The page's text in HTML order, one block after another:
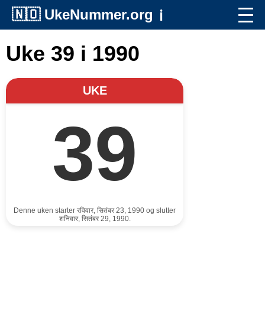
🇳🇴 UkeNummer.org ℹ️
Uke 39 i 1990
UKE
39
Denne uken starter रविवार, सितंबर 23, 1990 og slutter
शनिवार, सितंबर 29, 1990.